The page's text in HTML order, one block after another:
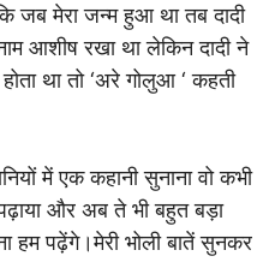
जब मेरा जन्म हुआ था तब दादी
आशीष रखा था लेकिन दादी ने
था तो ‘अरे गोलुआ ‘ कहती
में एक कहानी सुनाना वो कभी
और अब ते भी बहुत बड़ा
हम पढ़ेंगे।मेरी भोली बातें सुनकर